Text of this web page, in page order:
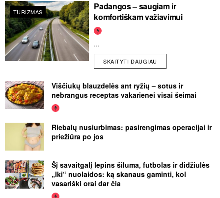
TURIZMAS
Padangos – saugiam ir
komfortiškam važiavimui
...
SKAITYTI DAUGIAU
Viščiukų blauzdelės ant ryžių – sotus ir
nebrangus receptas vakarienei visai šeimai
Riebalų nusiurbimas: pasirengimas operacijai ir
priežiūra po jos
Šį savaitgalį lepins šiluma, futbolas ir didžiulės
„Iki“ nuolaidos: ką skanaus gaminti, kol
vasariški orai dar čia